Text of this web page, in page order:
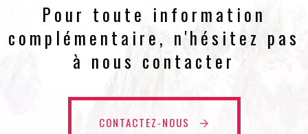
Pour toute information
complémentaire, n'hésitez pas
à nous contacter
CONTACTEZ-NOUS